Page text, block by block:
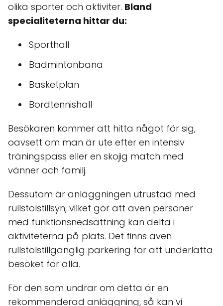
olika sporter och aktiviter. Bland
specialiteterna hittar du:
Sporthall
Badmintonbana
Basketplan
Bordtennishall
Besökaren kommer att hitta något för sig,
oavsett om man är ute efter en intensiv
träningspass eller en skojig match med
vänner och familj.
Dessutom är anläggningen utrustad med
rullstolstillsyn, vilket gör att även personer
med funktionsnedsättning kan delta i
aktiviteterna på plats. Det finns även
rullstolstillgänglig parkering för att underlätta
besöket för alla.
För den som undrar om detta är en
rekommenderad anläggning, så kan vi